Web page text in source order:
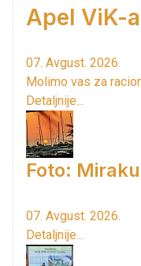
Apel ViK-
07. Avgust. 2026.
Molimo vas za
Detaljnije...
Foto:
07. Avgust. 2026.
Detaljnije...